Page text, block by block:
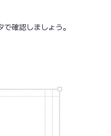
確認しましょう。